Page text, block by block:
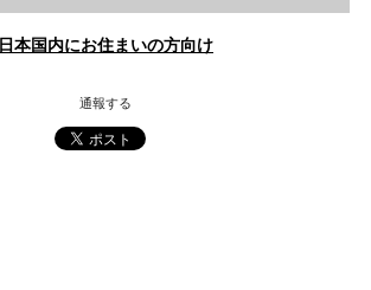
日本国内にお住まいの方向け
通報する